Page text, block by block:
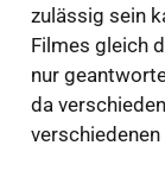
zulässig sein
Filmes gleich
nur
da